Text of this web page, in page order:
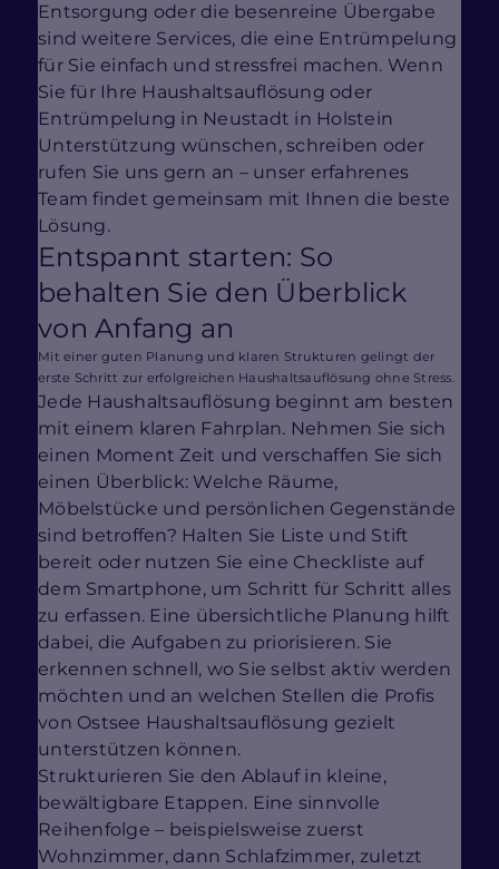
Entsorgung oder die besenreine Übergabe
sind weitere Services, die eine Entrümpelung
für Sie einfach und stressfrei machen. Wenn
Sie für Ihre Haushaltsauflösung oder
Entrümpelung in Neustadt in Holstein
Unterstützung wünschen, schreiben oder
rufen Sie uns gern an – unser erfahrenes
Team findet gemeinsam mit Ihnen die beste
Lösung.
Entspannt starten: So
behalten Sie den Überblick
von Anfang an
Mit einer guten Planung und klaren Strukturen gelingt der
erste Schritt zur erfolgreichen Haushaltsauflösung ohne Stress.
Jede Haushaltsauflösung beginnt am besten
mit einem klaren Fahrplan. Nehmen Sie sich
einen Moment Zeit und verschaffen Sie sich
einen Überblick: Welche Räume,
Möbelstücke und persönlichen Gegenstände
sind betroffen? Halten Sie Liste und Stift
bereit oder nutzen Sie eine Checkliste auf
dem Smartphone, um Schritt für Schritt alles
zu erfassen. Eine übersichtliche Planung hilft
dabei, die Aufgaben zu priorisieren. Sie
erkennen schnell, wo Sie selbst aktiv werden
möchten und an welchen Stellen die Profis
von Ostsee Haushaltsauflösung gezielt
unterstützen können.
Strukturieren Sie den Ablauf in kleine,
bewältigbare Etappen. Eine sinnvolle
Reihenfolge – beispielsweise zuerst
Wohnzimmer, dann Schlafzimmer, zuletzt